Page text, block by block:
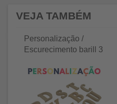
VEJA TAMBÉM
Personalização /
Escurecimento barill 3